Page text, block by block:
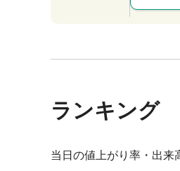
ランキング
当日の値上がり率・出来